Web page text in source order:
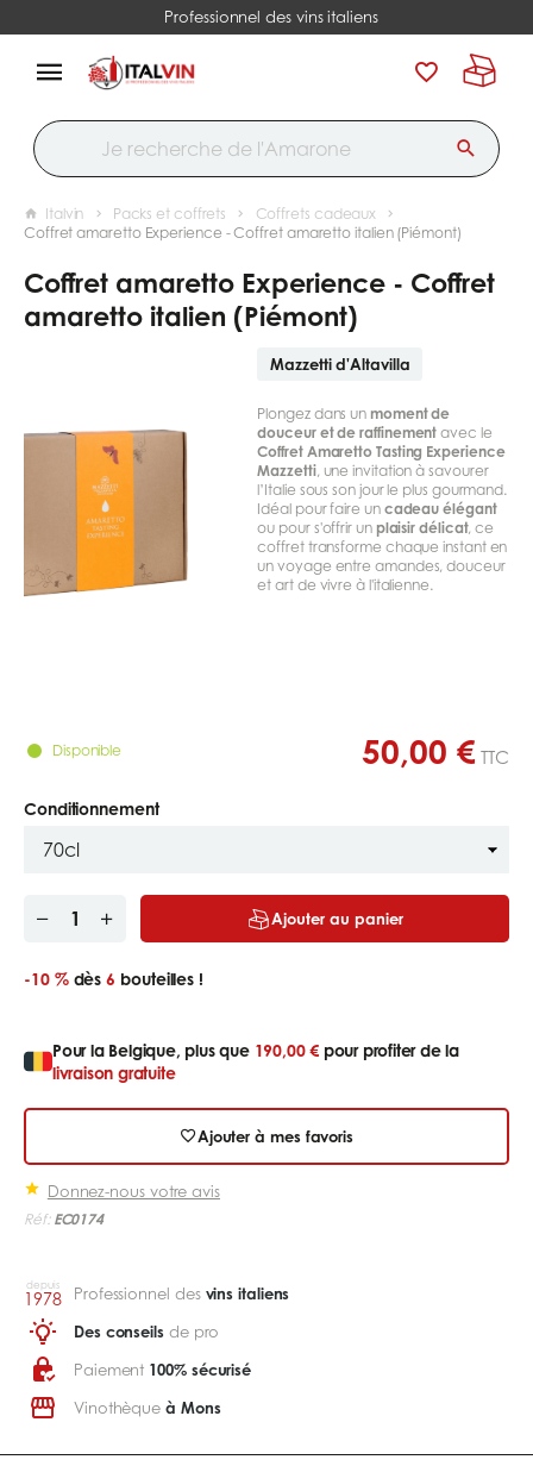
Professionnel des vins italiens
Italvin Packs et coffrets
Coffrets cadeaux
Coffret amaretto Experience - Coffret amaretto italien (Piémont)
Coffret amaretto Experience - Coffret
amaretto italien (Piémont)
Disponible 50,00 € TTC
Conditionnement
Ajouter au panier
-10 % dès6 bouteilles !
Pour la Belgique, plus que 190,00 € pour profiter de la
livraison gratuite
Ajouter à mes favoris
Donnez-nous votre avis
Réf: EC0174
depuis
1978 Professionnel des vins italiens
Des conseils de pro
Paiement 100% sécurisé
Vinothèqueà Mons
Mazzetti d'Altavilla
Plongez dans un moment de
douceur et de raffinement avec le
Coffret Amaretto Tasting Experience
Mazzetti, une invitation à savourer
l’Italie sous son jour le plus gourmand.
Idéal pour faire un cadeau élégant
ou pour s'offrir un plaisir délicat, ce
coffret transforme chaque instant en
un voyage entre amandes, douceur
et art de vivre à l'italienne.